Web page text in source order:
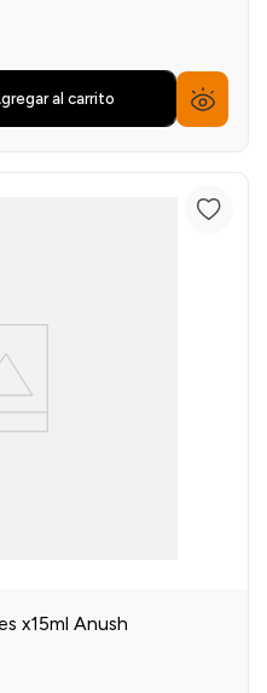
al carrito
x15ml Anush